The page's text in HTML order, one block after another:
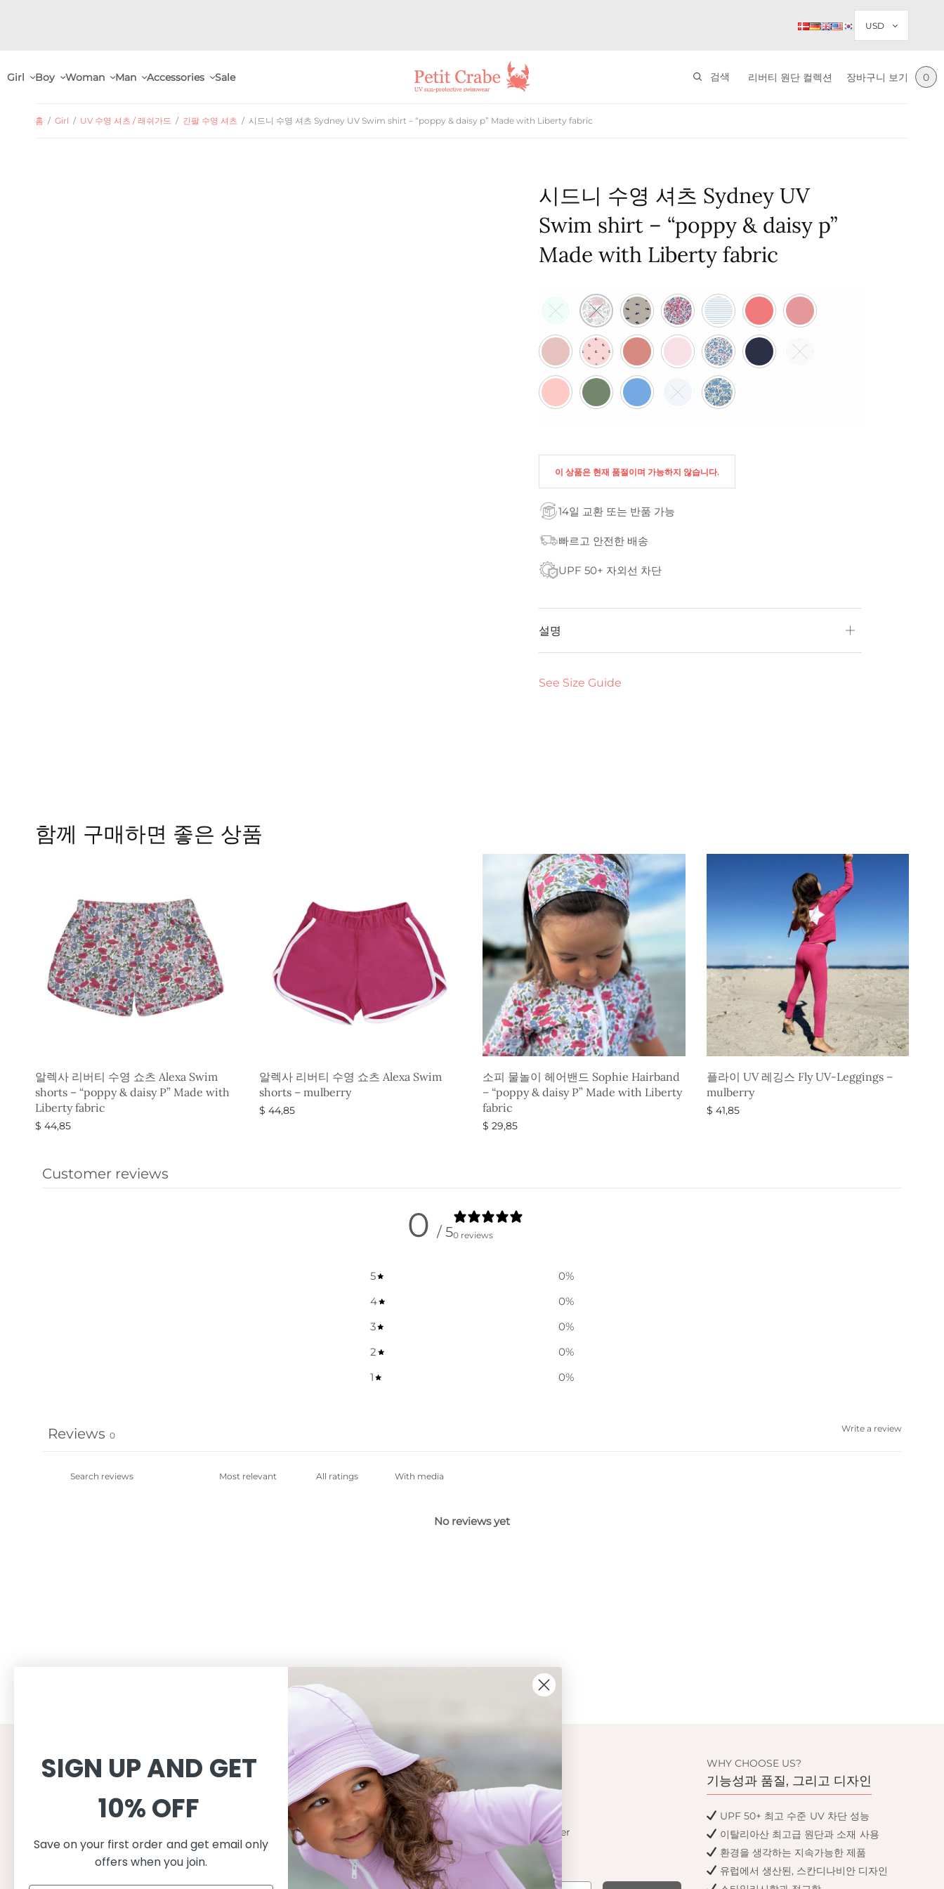
Girl Boy Woman Man Accessories Sale 검색 리버티 원단 컬렉션 장바구니 보기 0
홈 / Girl / UV 수영 셔츠 / 래쉬가드 / 긴팔 수영 셔츠 / 시드니 수영 셔츠 Sydney UV Swim shirt – “poppy & daisy p” Made with Liberty fabric
시드니 수영 셔츠 Sydney UV
Swim shirt – “poppy & daisy p”
Made with Liberty fabric
이 상품은 현재 품절이며 가능하지 않습니다.
14일 교환 또는 반품 가능
빠르고 안전한 배송
UPF 50+ 자외선 차단
설명
See Size Guide
함께 구매하면 좋은 상품
알렉사 리버티 수영 쇼츠 Alexa Swim
shorts – “poppy & daisy P” Made with
Liberty fabric
$ 44,85
알렉사 리버티 수영 쇼츠 Alexa Swim
shorts – mulberry
$ 44,85
소피 물놀이 헤어밴드 Sophie Hairband
– “poppy & daisy P” Made with Liberty
fabric
$ 29,85
플라이 UV 레깅스 Fly UV-Leggings –
mulberry
$ 41,85
Customer reviews
0 / 50 reviews
5 0%
4
0%
3
0%
2
0%
1
0%
Write a review
Reviews 0
With media
No reviews yet
CUSTOMER SERVICE
Shopping
반품교환
개인정보처리방침
INFORMATION
About
About Petit Crabe
지속가능성
수영복 관리
자외선 차단 기능성
Get in touch
Contact us
Become a retailer
WHY CHOOSE US?
기능성과 품질, 그리고 디자인
UPF 50+ 최고 수준 UV 차단 성능
이탈리아산 최고급 원단과 소재 사용
환경을 생각하는 지속가능한 제품
유럽에서 생산된, 스칸디나비안 디자인
SIGN UP AND GET
10% OFF
Save on your first order and get email only
offers when you join.